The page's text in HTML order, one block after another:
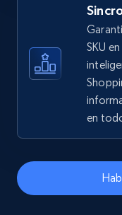
specified
URL, Product id,
Seller reviews,
more.
eBay - Collect
URL, Product id,
SKU
en